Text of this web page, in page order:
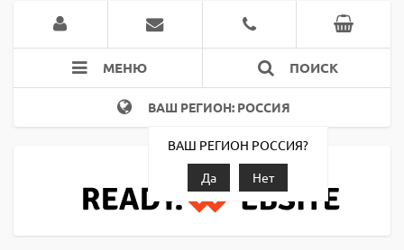
МЕНЮ ПОИСК
ВАШ РЕГИОН: РОССИЯ
ВАШ РЕГИОН РОССИЯ?
Да
Нет